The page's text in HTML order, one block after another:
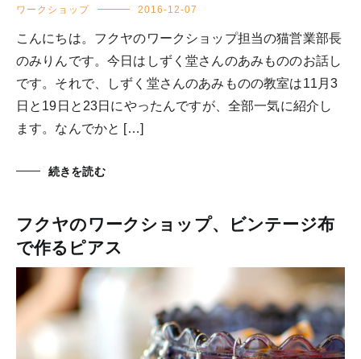
ワークショップ 2016-12-07
こんにちは。フクヤのワークショップ担当の猫営業部長
のみりんです。今日はしずく堂さんのあみもののお話し
です。それで、しずく堂さんのあみものの教室は11月3
日と19日と23日にやったんですが、全部一気に紹介し
ます。なんでかと […]
続きを読む
フクヤのワークショップ、ビンテージ布
で作るピアス